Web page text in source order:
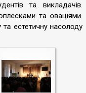
та викладачів.
та оваціями.
та естетичну насолоду